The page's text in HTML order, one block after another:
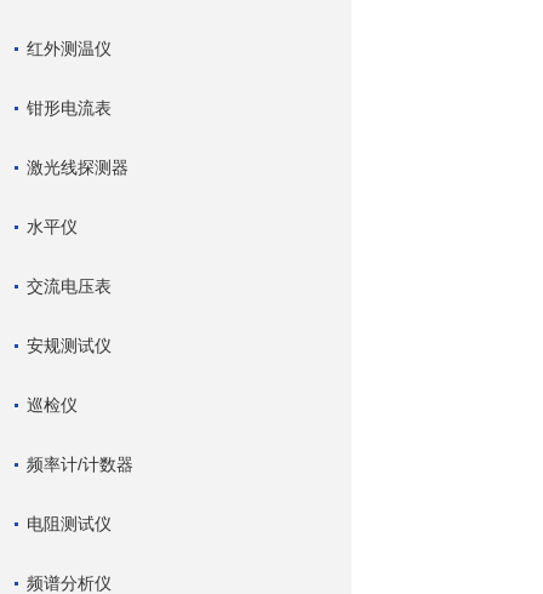
红外测温仪
钳形电流表
激光线探测器
水平仪
交流电压表
安规测试仪
巡检仪
频率计/计数器
电阻测试仪
频谱分析仪